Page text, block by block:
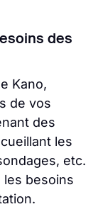
des
Kano,
de vos
des
les
etc.
les besoins